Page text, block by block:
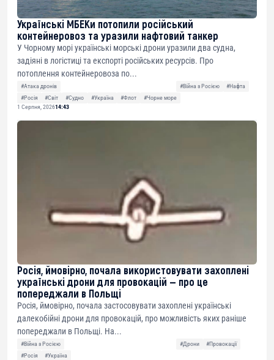
Українські МБЕКи потопили російський
контейнеровоз та уразили нафтовий танкер
У Чорному морі українські морські дрони уразили два судна,
задіяні в логістиці та експорті російських ресурсів. Про
потоплення контейнеровоза по...
#Атака дронів #Війна з Росією
#Нафта
#Росія
#Світ #Судно #Україна #Флот
#Чорне море
1 Серпня, 202614:43
Росія, ймовірно, почала використовувати захоплені
українські дрони для провокацій — про це
попереджали в Польщі
Росія, ймовірно, почала застосовувати захоплені українські
далекобійні дрони для провокацій, про можливість яких раніше
попереджали в Польщі. На...
#Війна з Росією #Дрони
#Провокації
#Росія
#Україна